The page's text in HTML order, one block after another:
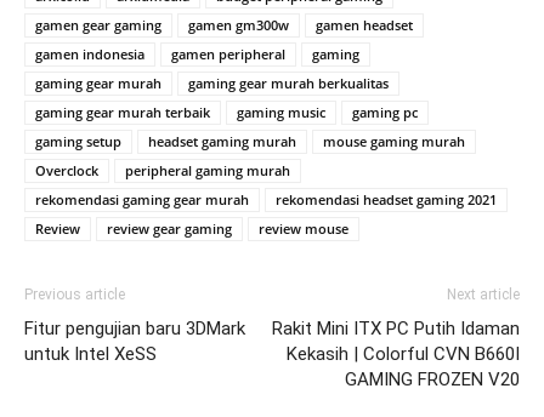
gamen gear gaming
gamen gm300w
gamen headset
gamen indonesia
gamen peripheral
gaming
gaming gear murah
gaming gear murah berkualitas
gaming gear murah terbaik
gaming music
gaming pc
gaming setup
headset gaming murah
mouse gaming murah
Overclock
peripheral gaming murah
rekomendasi gaming gear murah
rekomendasi headset gaming 2021
Review
review gear gaming review mouse
Previous article
Fitur pengujian baru 3DMark
untuk Intel XeSS
Next article
Rakit Mini ITX PC Putih Idaman
Kekasih | Colorful CVN B660I
GAMING FROZEN V20